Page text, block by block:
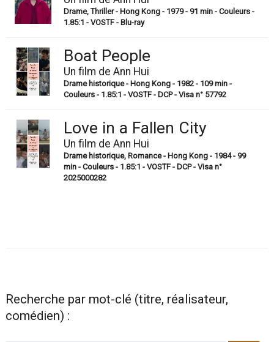
Drame, Thriller - Hong Kong - 1979 - 91 min - Couleurs -
1.85:1 - VOSTF - Blu-ray
Boat People
Un film de Ann Hui
Drame historique - Hong Kong - 1982 - 109 min -
Couleurs - 1.85:1 - VOSTF - DCP - Visa n° 57792
Love in a Fallen City
Un film de Ann Hui
Drame historique, Romance - Hong Kong - 1984 - 99
min - Couleurs - 1.85:1 - VOSTF - DCP - Visa n°
2025000282
Recherche par mot-clé (titre, réalisateur,
comédien) :